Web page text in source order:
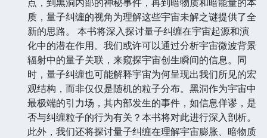
质，量子纠缠的视角为理解这些宇宙未解之谜提供了全
新的思路。 本书将深入探讨量子纠缠在宇宙起源和演
化中的潜在作用。我们或许可以通过分析宇宙微波背景
辐射中的量子关联，来窥探宇宙创生瞬间的信息。同
时，量子纠缠也可能解释宇宙为何呈现出我们所见的宏
观结构，而非仅仅是随机的粒子分布。黑洞作为宇宙中
最极端的引力场，其内部发生的事件，如信息佯谬，是
否与纠缠粒子的行为有关？本书将对此进行深入剖析。
此外，我们还将探讨量子纠缠在理解宇宙膨胀、暗物质